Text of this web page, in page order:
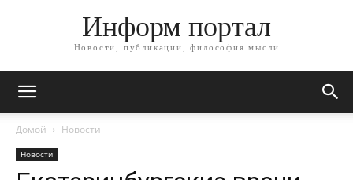
Информ портал
Новости, публикации, философия мысли
Домой Новости
Новости